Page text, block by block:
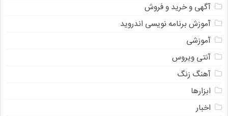
آگهی و خرید و فروش
آموزش برنامه نویسی اندروید
آموزشی
آنتی ویروس
آهنگ زنگ
ابزارها
اخبار